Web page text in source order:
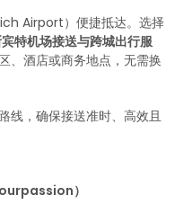
Airport）便捷抵达。选择
特机场接送与跨城出行服
、酒店或商务地点，无需换
线，确保接送准时、高效且
）